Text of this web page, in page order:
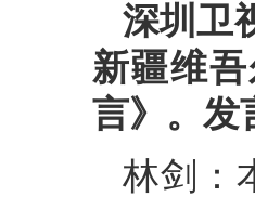
深圳卫
新疆维
言》。发
林剑：